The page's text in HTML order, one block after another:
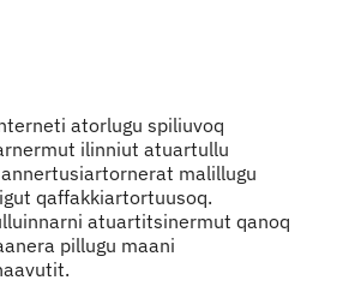
atorlugu spiliuvoq
ilinniut atuartullu
malillugu
qaffakkiartortuusoq.
atuartitsinermut qanoq
pillugu maani